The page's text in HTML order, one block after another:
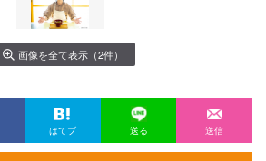
画像を全て表示（2件）
はてブ 送る 送信